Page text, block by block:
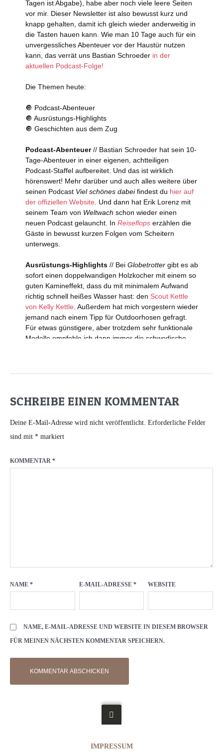
SCHREIBE EINEN KOMMENTAR
Deine E-Mail-Adresse wird nicht veröffentlicht. Erforderliche Felder
sind mit * markiert
KOMMENTAR *
NAME * E-MAIL-ADRESSE * WEBSITE
NAME, E-MAIL-ADRESSE UND WEBSITE IN DIESEM BROWSER
FÜR MEINEN NÄCHSTEN KOMMENTAR SPEICHERN.
IMPRESSUM